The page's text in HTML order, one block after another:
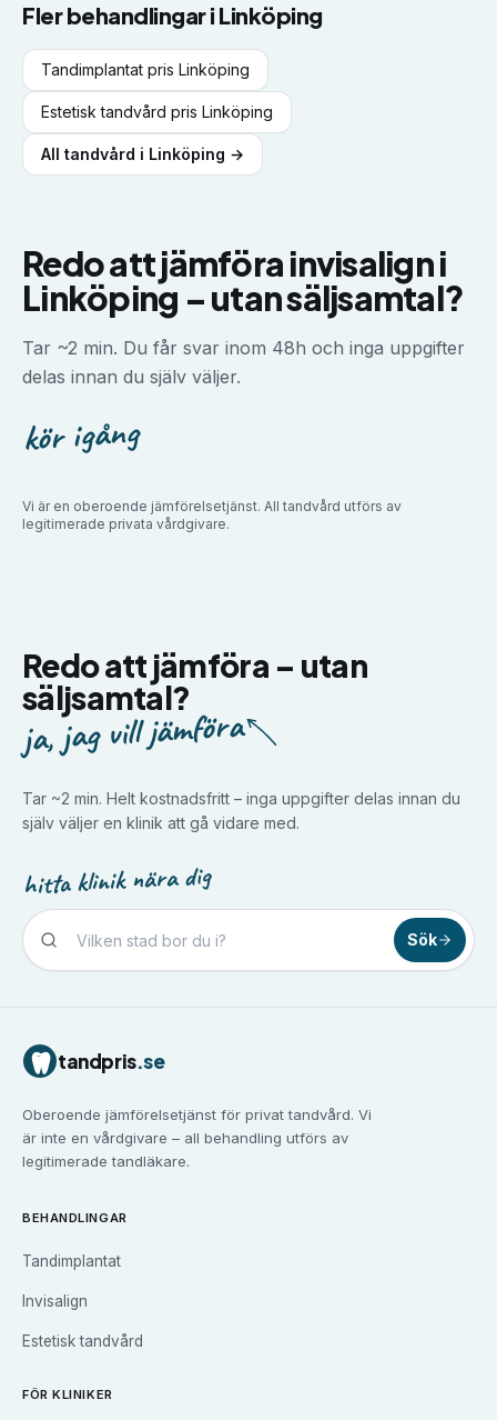
Fler behandlingar i Linköping
Tandimplantat pris Linköping
Estetisk tandvård pris Linköping
All tandvård i Linköping →
Redo att jämförainvisaligni
Linköping –utan säljsamtal?
Tar ~2 min. Du får svar inom 48h och inga uppgifter
delas innan du själv väljer.
kör igång
Vi är en oberoende jämförelsetjänst. All tandvård utförs av
legitimerade privata vårdgivare.
Redo att jämföra – utan
säljsamtal?
ja, jag vill jämföra
Tar ~2 min. Helt kostnadsfritt – inga uppgifter delas innan du
själv väljer en klinik att gå vidare med.
hitta klinik nära dig
Sök
Tandvård i
Tandvård iFalun
Tandvård i Göteborg
Tandvård iHalmstad
Tandvård iHelsingborg
Tandvård iJärfälla
Tandvård i
Tandvård i Kalmar
Tandvård i
tandpris.se
Oberoende jämförelsetjänst för privat tandvård. Vi
är inte en vårdgivare – all behandling utförs av
legitimerade tandläkare.
BEHANDLINGAR
Tandimplantat
Invisalign
Estetisk tandvård
FÖR KLINIKER